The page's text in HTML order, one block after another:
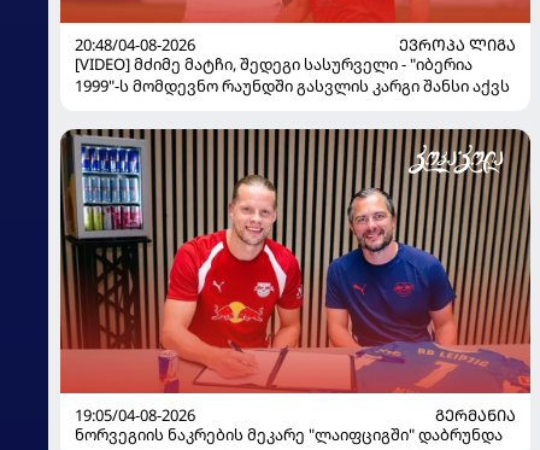
20:48/04-08-2026
ᲔᲕᲠᲝᲞᲐ ᲚᲘᲒᲐ
[VIDEO] მძიმე მატჩი, შედეგი სასურველი - "იბერია
1999"-ს მომდევნო რაუნდში გასვლის კარგი შანსი აქვს
19:05/04-08-2026
ᲒᲔᲠᲛᲐᲜᲘᲐ
ნორვეგიის ნაკრების მეკარე "ლაიფციგში" დაბრუნდა